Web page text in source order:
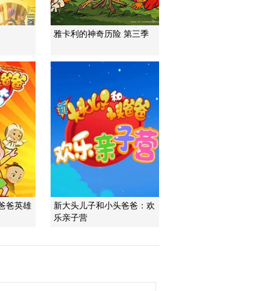
雅卡利的神奇历险 第三季
爸英雄
新大头儿子和小头爸爸：欢
乐亲子营